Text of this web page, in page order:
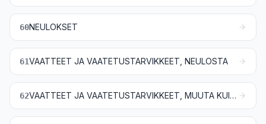
60NEULOKSET
61VAATTEET JA VAATETUSTARVIKKEET, NEULOSTA
62 VAATTEET JA VAATETUSTARVIKKEET, MUUTA KUIN NEULOSTA